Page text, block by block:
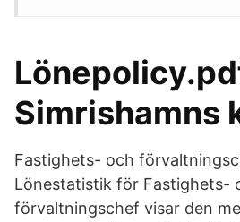
Simrishamns
Fastighets- och
Lönestatistik för Fastighets-
förvaltningschef visar den